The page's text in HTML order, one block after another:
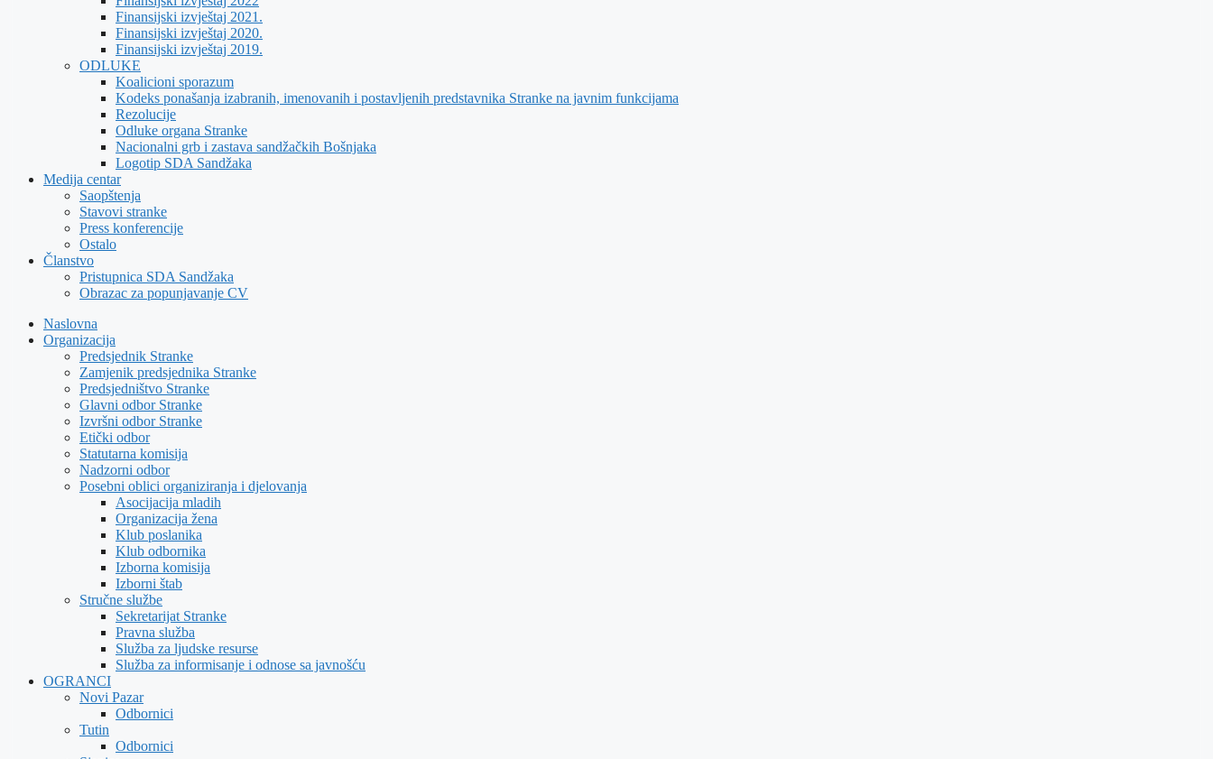
Finansijski izvještaj 2021.
Finansijski izvještaj 2020.
Finansijski izvještaj 2019.
ODLUKE
Koalicioni sporazum
Kodeks ponašanja izabranih, imenovanih i postavljenih predstavnika Stranke na javnim funkcijama
Rezolucije
Odluke organa Stranke
Nacionalni grb i zastava sandžačkih Bošnjaka
Logotip SDA Sandžaka
Medija centar
Saopštenja
Stavovi stranke
Press konferencije
Ostalo
Članstvo
Pristupnica SDA Sandžaka
Obrazac za popunjavanje CV
Naslovna
Organizacija
Predsjednik Stranke
Zamjenik predsjednika Stranke
Predsjedništvo Stranke
Glavni odbor Stranke
Izvršni odbor Stranke
Etički odbor
Statutarna komisija
Nadzorni odbor
Posebni oblici organiziranja i djelovanja
Asocijacija mladih
Organizacija žena
Klub poslanika
Klub odbornika
Izborna komisija
Izborni štab
Stručne službe
Sekretarijat Stranke
Pravna služba
Služba za ljudske resurse
Služba za informisanje i odnose sa javnošću
OGRANCI
Novi Pazar
Odbornici
Tutin
Odbornici